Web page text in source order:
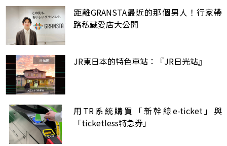
距離GRANSTA最近的那個男人！行家帶
路私藏愛店大公開
JR東日本的特色車站：『JR日光站』
用TR系統購買「新幹線e-ticket」與
「ticketless特急券」